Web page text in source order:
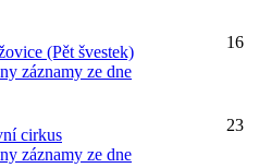
(Pět švestek)
záznamy ze dne
16
cirkus
záznamy ze dne
23